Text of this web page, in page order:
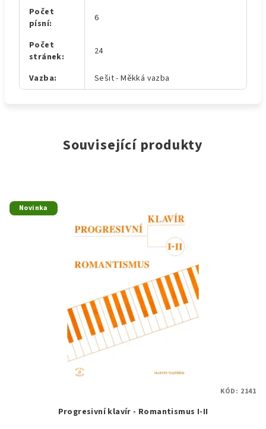
Počet
písní: 6
Počet
stránek: 24
Vazba: Sešit - Měkká vazba
Související produkty
Novinka
Progresivní klavír - Romantismus I-II
KÓD: 2141